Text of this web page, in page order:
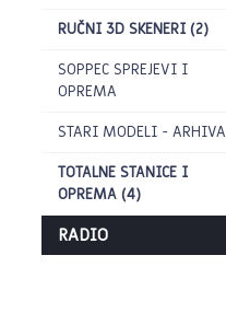
RUČNI 3D SKENERI (2)
SOPPEC SPREJEVI I
OPREMA
STARI MODELI - ARHIVA
TOTALNE STANICE I
OPREMA (4)
RADIO